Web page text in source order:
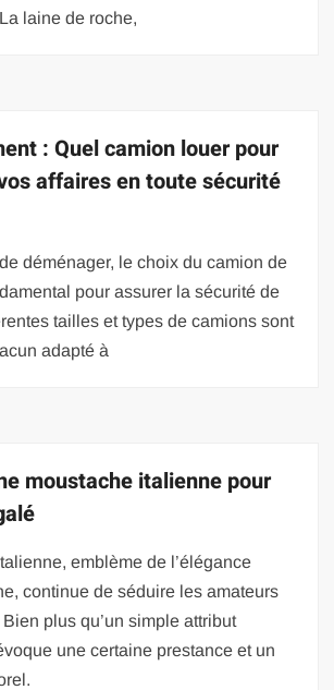
laine de roche,
: Quel camion louer pour
affaires en toute sécurité
de déménager, le choix du camion de
pour assurer la sécurité de
tailles et types de camions sont
adapté à
moustache italienne pour
emblème de l’élégance
continue de séduire les amateurs
plus qu’un simple attribut
une certaine prestance et un